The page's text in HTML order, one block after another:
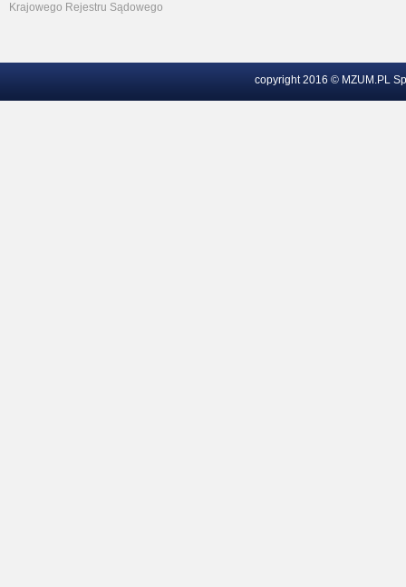
Krajowego Rejestru Sądowego
copyright 2016 © MZUM.PL